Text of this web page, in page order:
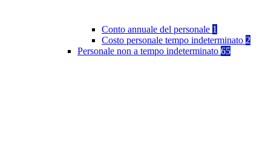
Conto annuale del personale 1
Costo personale tempo indeterminato 2
Personale non a tempo indeterminato 65